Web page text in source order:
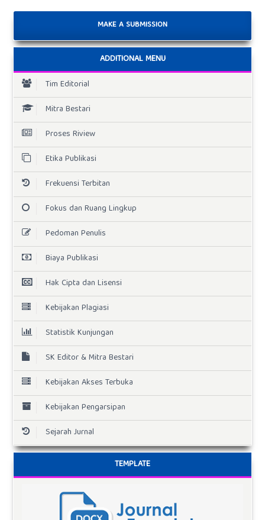
MAKE A SUBMISSION
ADDITIONAL MENU
Tim Editorial
Mitra Bestari
Proses Riview
Etika Publikasi
Frekuensi Terbitan
Fokus dan Ruang Lingkup
Pedoman Penulis
Biaya Publikasi
Hak Cipta dan Lisensi
Kebijakan Plagiasi
Statistik Kunjungan
SK Editor & Mitra Bestari
Kebijakan Akses Terbuka
Kebijakan Pengarsipan
Sejarah Jurnal
TEMPLATE